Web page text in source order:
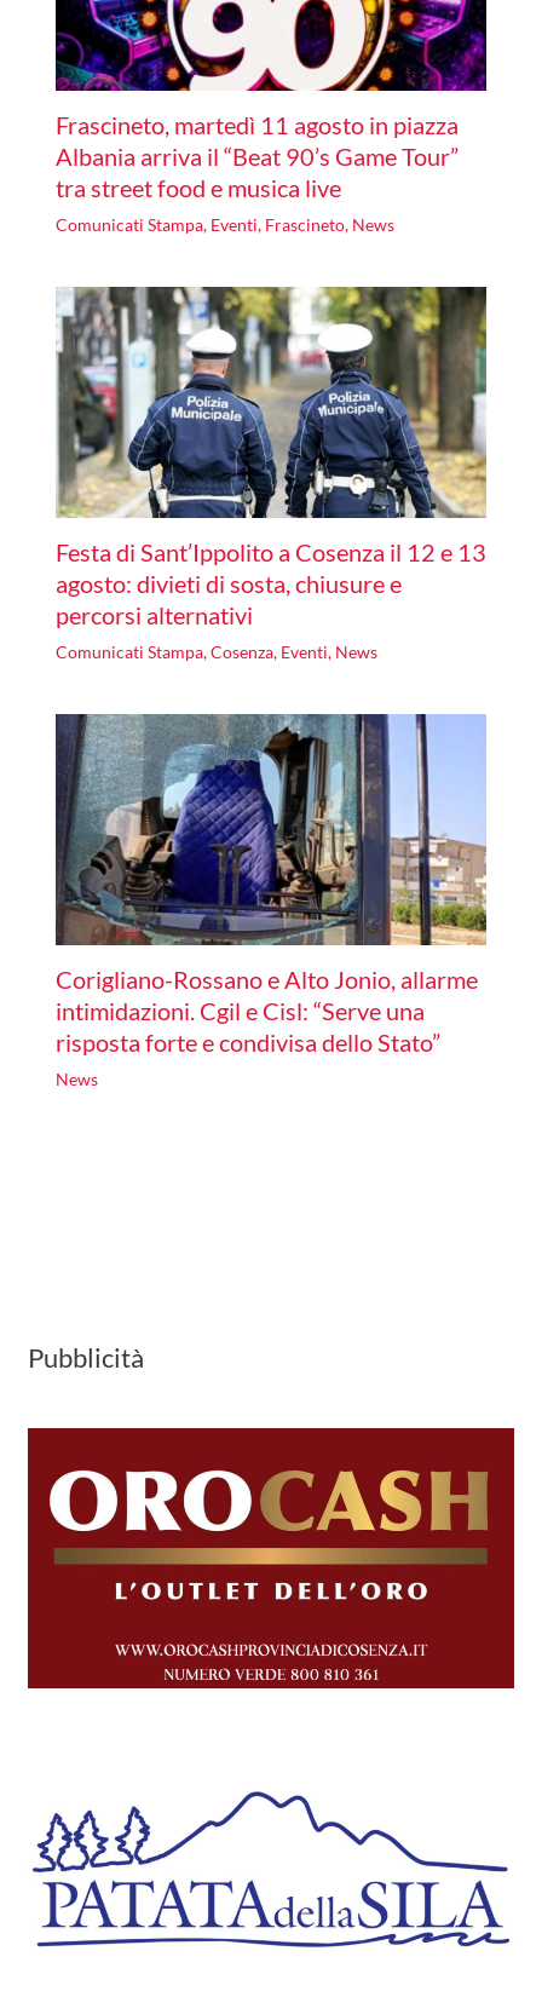
Frascineto, martedì 11 agosto in piazza
Albania arriva il “Beat 90’s Game Tour”
tra street food e musica live
Comunicati Stampa, Eventi, Frascineto, News
Festa di Sant’Ippolito a Cosenza il 12 e 13
agosto: divieti di sosta, chiusure e
percorsi alternativi
Comunicati Stampa,Cosenza, Eventi, News
Corigliano-Rossano e Alto Jonio, allarme
intimidazioni. Cgil e Cisl: “Serve una
risposta forte e condivisa dello Stato”
News
Pubblicità